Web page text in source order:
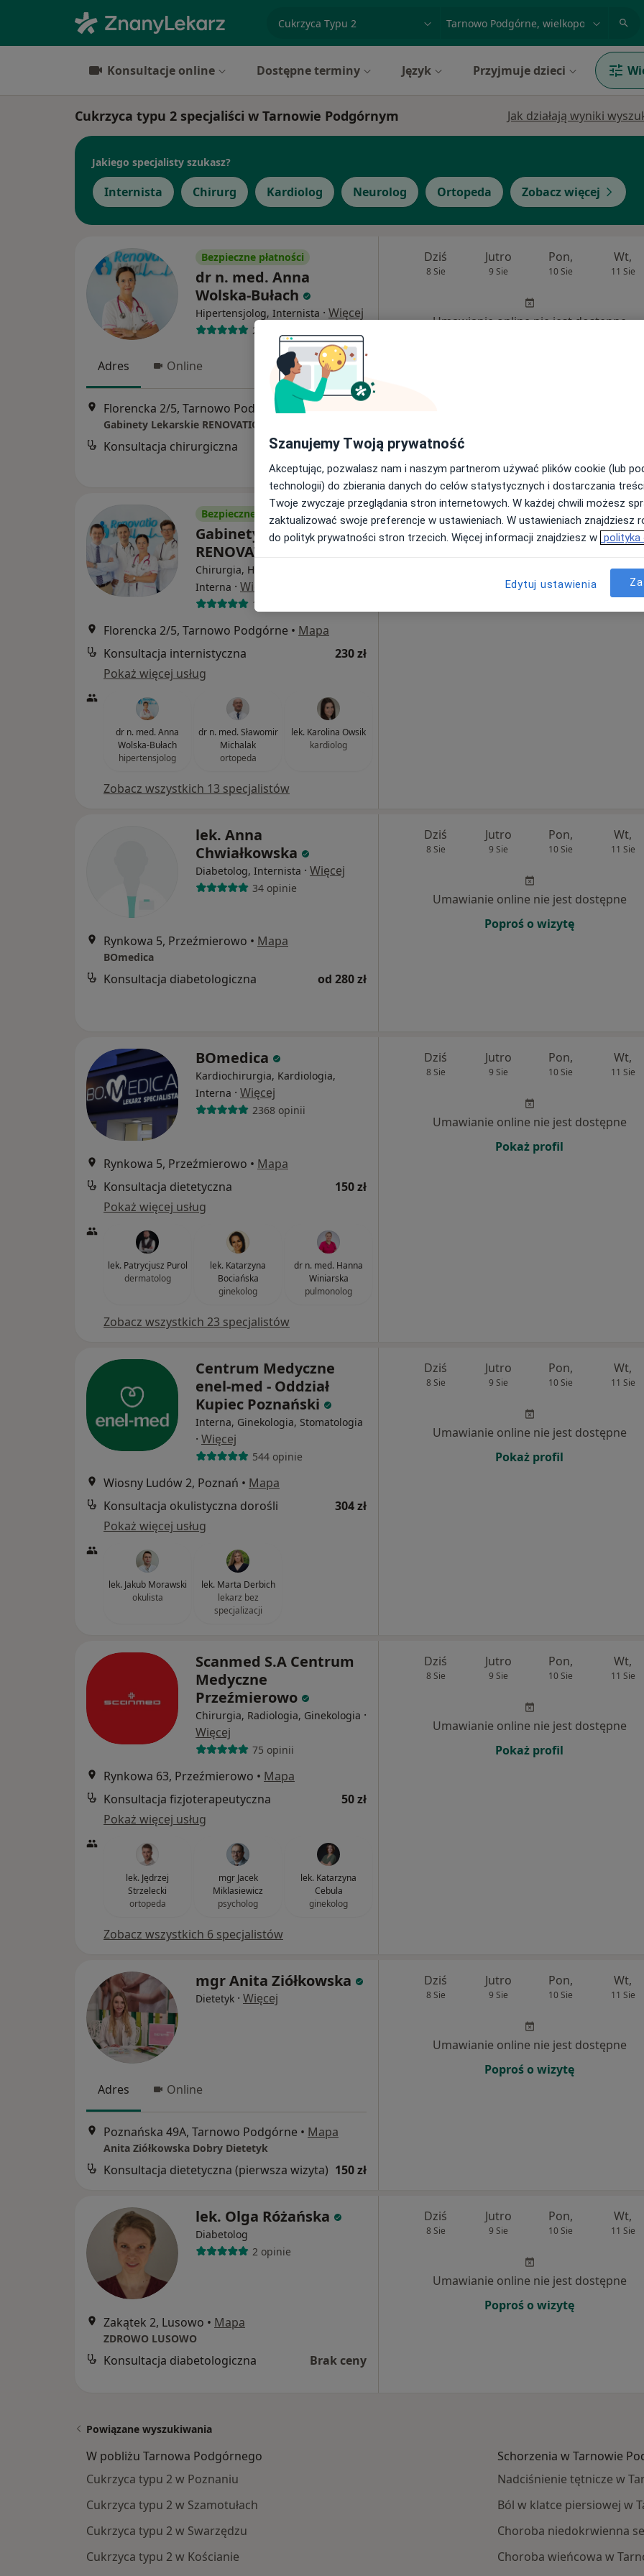
miasto lub dzielnica
Konsultacje online Dostępne terminy Język Przyjmuje dzieci
Cukrzyca typu 2 specjaliści w Tarnowie Podgórnym Jak działają wyniki
Jakiego specjalisty szukasz?
Internista Chirurg Kardiolog Neurolog Ortopeda Zobacz więcej
Bezpieczne płatności
dr n. med. Anna
Wolska-Bułach
Hipertensjolog, Internista · Więcej
275 opinii
Adres Online
Florencka 2/5, Tarnowo Podgórne Mapa
Gabinety Lekarskie RENOVATIO-MED
Konsultacja chirurgiczna 300 zł
Dziś
8 Sie
Jutro
9 Sie
Pon,
10 Sie
Wt,
11 Sie
Umawianie online nie jest dostępne
Bezpieczne płatności
Gabinety Lekarskie
RENOVATIO-MED
Chirurgia, Hipertensjologia,
Interna · Więcej
1355 opinii
Florencka 2/5, Tarnowo Podgórne • Mapa
Konsultacja internistyczna
230 zł
Pokaż więcej usług
dr n. med. Anna
Wolska-Bułach
hipertensjolog
dr n. med. Sławomir
Michalak
ortopeda
lek. Karolina Owsik
kardiolog
Zobacz wszystkich 13 specjalistów
8 Sie
Jutro
9 Sie
Pon,
10 Sie
Wt,
11 Sie
Umawianie online nie jest dostępne
lek. Anna
Chwiałkowska
Diabetolog, Internista · Więcej
34 opinie
Rynkowa 5, Przeźmierowo • Mapa
BOmedica
Konsultacja diabetologiczna od 280 zł
Dziś
8 Sie
Jutro
9 Sie
Pon,
10 Sie
Wt,
11 Sie
Umawianie online nie jest dostępne
Poproś o wizytę
BOmedica
Kardiochirurgia, Kardiologia,
Interna · Więcej
2368 opinii
Rynkowa 5, Przeźmierowo • Mapa
Konsultacja dietetyczna
150 zł
Pokaż więcej usług
lek. Patrycjusz Purol
dermatolog
lek. Katarzyna
Bociańska
ginekolog
dr n. med. Hanna
Winiarska
pulmonolog
Zobacz wszystkich 23 specjalistów
Dziś
8 Sie
Jutro
9 Sie
Pon,
10 Sie
Wt,
11 Sie
Umawianie online nie jest dostępne
Pokaż profil
Centrum Medyczne
enel-med - Oddział
Kupiec Poznański
Interna, Ginekologia, Stomatologia
· Więcej
544 opinie
Wiosny Ludów 2, Poznań • Mapa
Konsultacja okulistyczna dorośli
304 zł
Pokaż więcej usług
lek. Jakub Morawski
okulista
lek. Marta Derbich
lekarz bez
specjalizacji
Dziś
8 Sie
Jutro
9 Sie
Pon,
10 Sie
Wt,
11 Sie
Umawianie online nie jest dostępne
Pokaż profil
Scanmed S.A Centrum
Medyczne
Przeźmierowo
Chirurgia, Radiologia, Ginekologia ·
Więcej
75 opinii
Rynkowa 63, Przeźmierowo • Mapa
Konsultacja fizjoterapeutyczna
50 zł
Pokaż więcej usług
lek. Jędrzej
Strzelecki
ortopeda
mgr Jacek
Miklasiewicz
psycholog
lek. Katarzyna
Cebula
ginekolog
Zobacz wszystkich 6 specjalistów
Dziś
8 Sie
Jutro
9 Sie
Pon,
10 Sie
Wt,
11 Sie
Umawianie online nie jest dostępne
Pokaż profil
mgr Anita Ziółkowska
Dietetyk · Więcej
Adres Online
Poznańska 49A, Tarnowo Podgórne • Mapa
Anita Ziółkowska Dobry Dietetyk
Konsultacja dietetyczna (pierwsza wizyta) 150 zł
Dziś
8 Sie
Jutro
9 Sie
Pon,
10 Sie
Wt,
11 Sie
Umawianie online nie jest dostępne
Poproś o wizytę
lek. Olga Różańska
Diabetolog
2 opinie
Zakątek 2, Lusowo • Mapa
ZDROWO LUSOWO
Konsultacja diabetologiczna Brak ceny
Dziś
8 Sie
Jutro
9 Sie
Pon,
10 Sie
Wt,
11 Sie
Umawianie online nie jest dostępne
Poproś o wizytę
Powiązane wyszukiwania
W pobliżu Tarnowa Podgórnego
Cukrzyca typu 2 w Poznaniu
Cukrzyca typu 2 w Szamotułach
Cukrzyca typu 2 w Swarzędzu
Cukrzyca typu 2 w Kościanie
Schorzenia w Tarnowie
Nadciśnienie tętnicze w
Ból w klatce piersiowej w
Choroba niedokrwienna
Choroba wieńcowa w
Szanujemy Twoją prywatność
Akceptując, pozwalasz nam i naszym partnerom używać plików cookie (lub
technologii) do zbierania danych do celów statystycznych i dostarczania
Twoje zwyczaje przeglądania stron internetowych. W każdej chwili możesz
zaktualizować swoje preferencje w ustawieniach. W ustawieniach znajdziesz
do polityk prywatności stron trzecich. Więcej informacji znajdziesz w polityka
Edytuj ustawienia